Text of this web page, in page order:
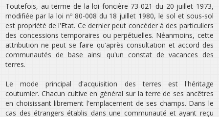
Toutefois, au terme de la loi foncière 73-021 du 20 juillet 1973,
modifiée par la loi nº 80-008 du 18 juillet 1980, le sol et sous-sol
est propriété de l‛Etat. Ce dernier peut concéder à des particuliers
des concessions temporaires ou perpétuelles. Néanmoins, cette
attribution ne peut se faire qu‛après consultation et accord des
communautés de base ainsi qu‛un constat de vacances des
terres.
Le mode principal d‛acquisition des terres est l‛héritage
coutumier. Chacun cultive en général sur la terre de ses ancêtres
en choisissant librement l‛emplacement de ses champs. Dans le
cas des étrangers établis dans une communauté et ayant reçu